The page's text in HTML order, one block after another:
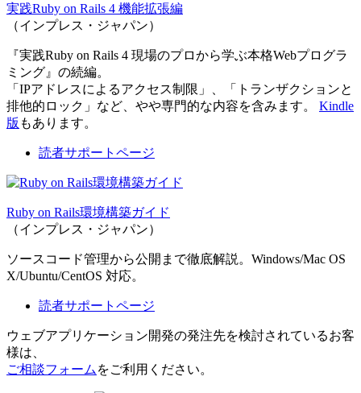
実践Ruby on Rails 4 機能拡張編
（インプレス・ジャパン）
『実践Ruby on Rails 4 現場のプロから学ぶ本格Webプログラ
ミング』の続編。
「IPアドレスによるアクセス制限」、「トランザクションと
排他的ロック」など、やや専門的な内容を含みます。 Kindle
版 もあります。
読者サポートページ
Ruby on Rails環境構築ガイド
（インプレス・ジャパン）
ソースコード管理から公開まで徹底解説。Windows/Mac OS
X/Ubuntu/CentOS 対応。
読者サポートページ
ウェブアプリケーション開発の発注先を検討されているお客
様は、
ご相談フォーム をご利用ください。